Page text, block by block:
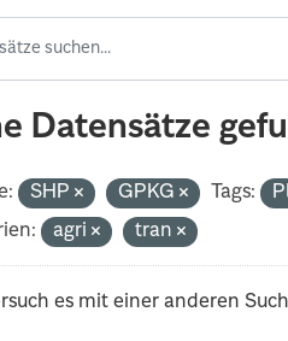
Datensätze
SHP GPKG Tags:
agri tran
es mit einer anderen